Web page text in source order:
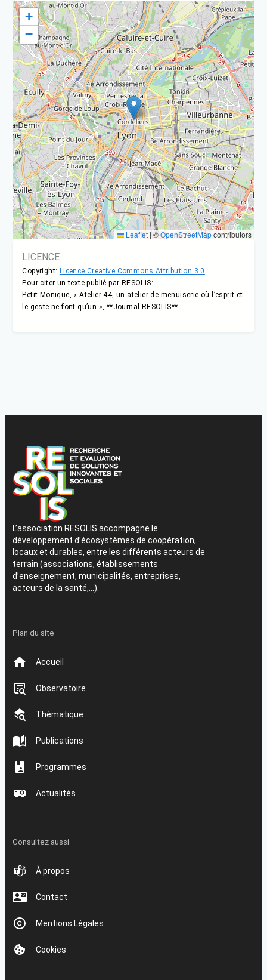
+
−
Leaflet |©OpenStreetMapcontributors
LICENCE
Copyright: Licence Creative Commons Attribution 3.0
Pour citer un texte publié par RESOLIS:
Petit Monique, « Atelier 44, un atelier de menuiserie où l’esprit et
le geste ne font qu’un », **Journal RESOLIS**
L’association RESOLIS accompagne le
développement d’écosystèmes de coopération,
locaux et durables, entre les différents acteurs de
terrain (associations, établissements
d’enseignement, municipalités, entreprises,
acteurs de la santé,…).
Plan du site
Accueil
Observatoire
Thématique
Publications
Programmes
Actualités
Consultez aussi
À propos
Contact
Mentions Légales
Cookies